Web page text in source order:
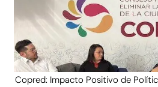
Copred: Impacto Positivo de